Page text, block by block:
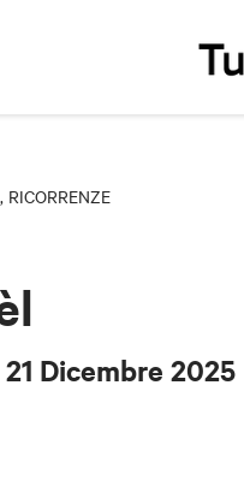
RICORRENZE
Dicembre 2025